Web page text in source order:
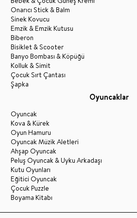
Onarıcı Stick & Balm
Sinek Kovucu
Emzik & Emzik Kutusu
Biberon
Bisiklet & Scooter
Banyo Bombası & Köpüğü
Kolluk & Simit
Çocuk Sırt Çantası
Şapka
Oyuncaklar
Oyuncak
Kova & Kürek
Oyun Hamuru
Oyuncak Müzik Aletleri
Ahşap Oyuncak
Peluş Oyuncak & Uyku Arkadaşı
Kutu Oyunları
Eğitici Oyuncak
Çocuk Puzzle
Boyama Kitabı